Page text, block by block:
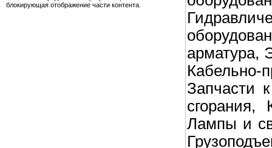
блокирующая отображение части контента.
арматура,
Кабельно-
Запчасти
сгорания,
Лампы и